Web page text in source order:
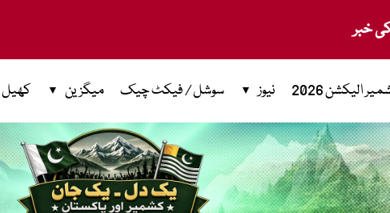
خبر
الیکشن 2026 نیوز سوشل / فیکٹ چیک میگزین کھیل